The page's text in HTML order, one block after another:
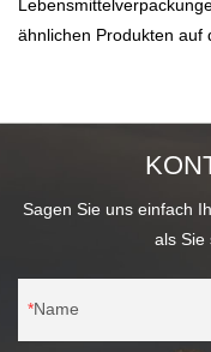
ähnlichen Produkten auf
fasst die Mängel
kontinuierlich verbessert
Bedürfnisse angepasst
Sagen Sie uns einfach
als Sie
Name